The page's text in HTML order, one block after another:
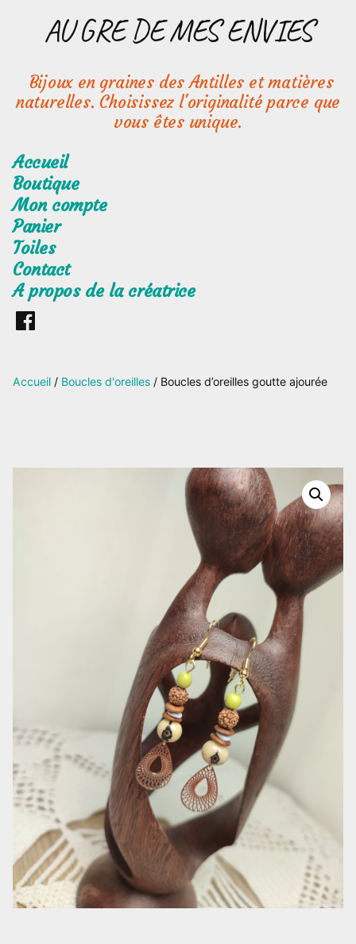
AU GRE DE MES ENVIES
Bijoux en graines des Antilles et matières
naturelles. Choisissez l'originalité parce que
vous êtes unique.
Accueil
Boutique
Mon compte
Panier
Toiles
Contact
A propos de la créatrice
Retrouvez
Facebook
Accueil / Boucles d'oreilles / Boucles d’oreilles goutte ajourée